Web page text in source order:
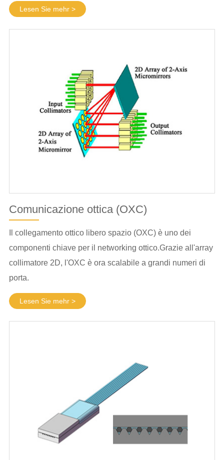
Lesen Sie mehr >
Comunicazione ottica (OXC)
Il collegamento ottico libero spazio (OXC) è uno dei
componenti chiave per il networking ottico.Grazie all'array
collimatore 2D, l'OXC è ora scalabile a grandi numeri di
porta.
Lesen Sie mehr >